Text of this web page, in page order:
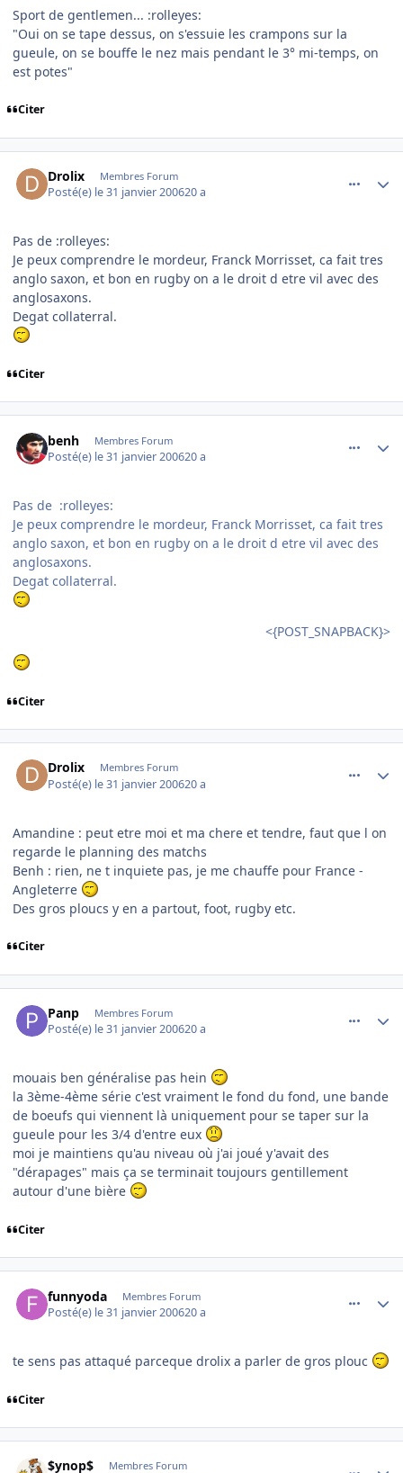
Sport de gentlemen... :rolleyes:
"Oui on se tape dessus, on s'essuie les crampons sur la
gueule, on se bouffe le nez mais pendant le 3° mi-temps, on
est potes"
Citer
Drolix Membres Forum
Posté(e) le 31 janvier 200620 a
Pas de :rolleyes:
Je peux comprendre le mordeur, Franck Morrisset, ca fait tres
anglo saxon, et bon en rugby on a le droit d etre vil avec des
anglosaxons.
Degat collaterral.
Citer
benh Membres Forum
Posté(e) le 31 janvier 200620 a
Pas de :rolleyes:
Je peux comprendre le mordeur, Franck Morrisset, ca fait tres
anglo saxon, et bon en rugby on a le droit d etre vil avec des
anglosaxons.
Degat collaterral.
<{POST_SNAPBACK}>
Citer
Drolix Membres Forum
Posté(e) le 31 janvier 200620 a
Amandine : peut etre moi et ma chere et tendre, faut que l on
regarde le planning des matchs
Benh : rien, ne t inquiete pas, je me chauffe pour France -
Angleterre
Des gros ploucs y en a partout, foot, rugby etc.
Citer
Panp Membres Forum
Posté(e) le 31 janvier 200620 a
mouais ben généralise pas hein
la 3ème-4ème série c'est vraiment le fond du fond, une bande
de boeufs qui viennent là uniquement pour se taper sur la
gueule pour les 3/4 d'entre eux
moi je maintiens qu'au niveau où j'ai joué y'avait des
"dérapages" mais ça se terminait toujours gentillement
autour d'une bière
Citer
funnyoda Membres Forum
Posté(e) le 31 janvier 200620 a
te sens pas attaqué parceque drolix a parler de gros plouc
Citer
$ynop$ Membres Forum